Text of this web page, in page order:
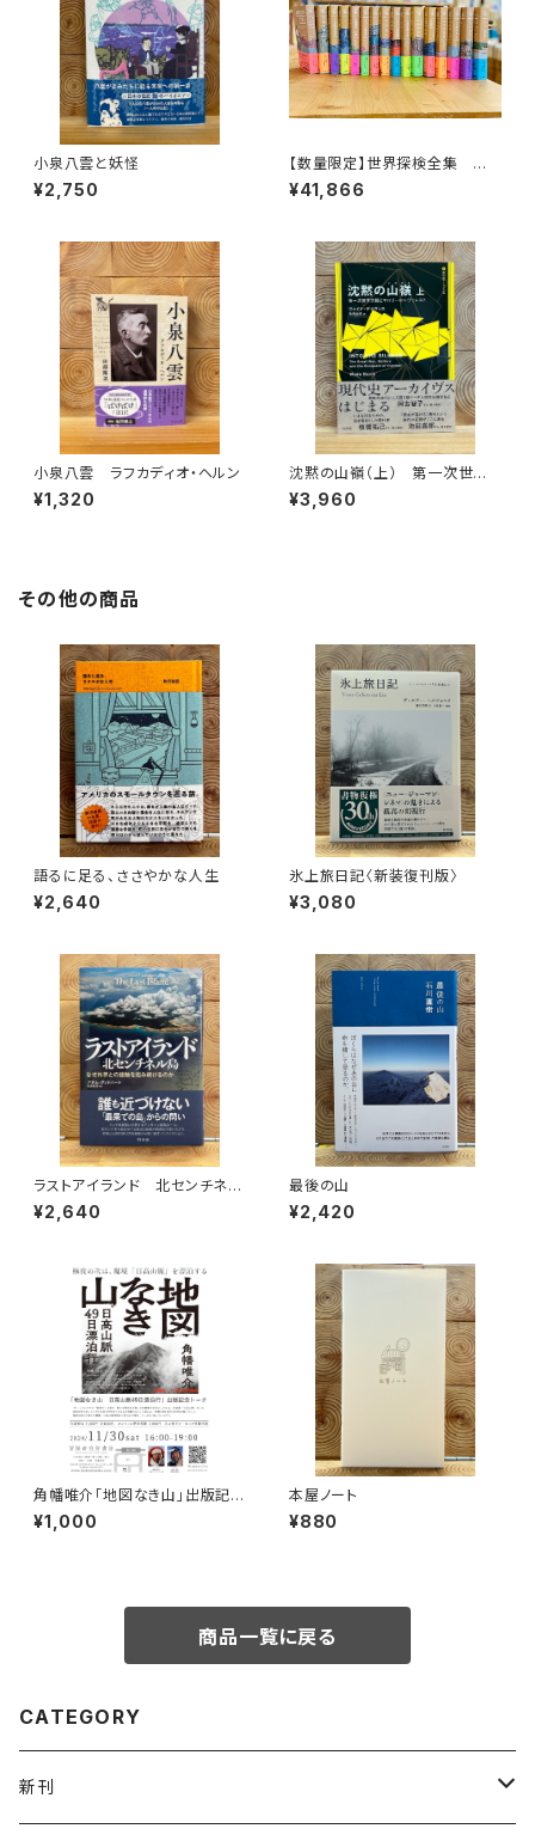
小泉八雲と妖怪
¥2,750
【数量限定】世界探検全集 全1
6巻＋全巻購入特典「第17巻（非
売品）」【当店限定】
¥41,866
小泉八雲 ラフカディオ・ヘルン
¥1,320
沈黙の山嶺（上） 第一次世界
大戦とマロリーのエヴェレスト
¥3,960
その他の商品
語るに足る、ささやかな人生
¥2,640
氷上旅日記〈新装復刊版〉
¥3,080
ラストアイランド 北センチネル
島 なぜ外界との接触を拒み続
けるのか
¥2,640
最後の山
¥2,420
角幡唯介「地図なき山」出版記念
トークイベント録画視聴権
¥1,000
本屋ノート
¥880
商品一覧に戻る
CATEGORY
新刊